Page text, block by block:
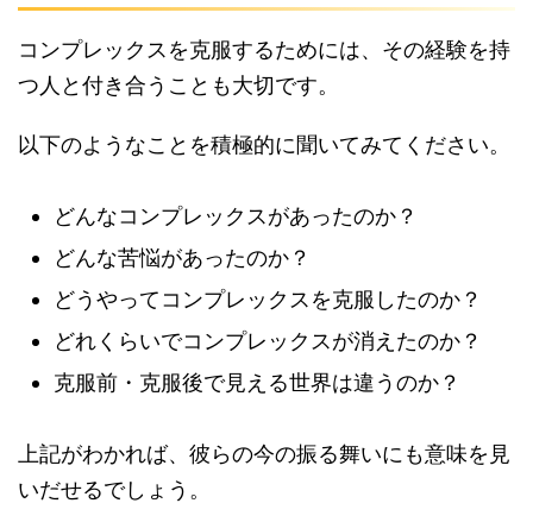
コンプレックスを克服するためには、その経験を持
つ人と付き合うことも大切です。
以下のようなことを積極的に聞いてみてください。
どんなコンプレックスがあったのか？
どんな苦悩があったのか？
どうやってコンプレックスを克服したのか？
どれくらいでコンプレックスが消えたのか？
克服前・克服後で見える世界は違うのか？
上記がわかれば、彼らの今の振る舞いにも意味を見
いだせるでしょう。